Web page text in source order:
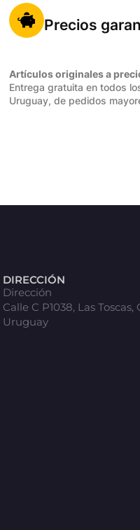
Precios
Artículos originales a
Entrega gratuita en todos
Uruguay, de pedidos
DIRECCIÓN
Dirección
Calle C P1038, Las Toscas,
Uruguay